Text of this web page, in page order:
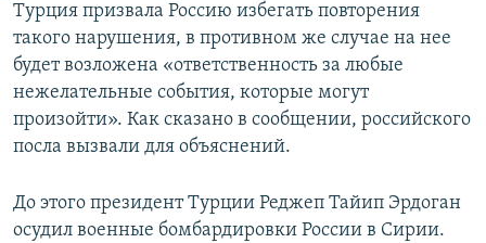
Турция призвала Россию избегать повторения
такого нарушения, в противном же случае на нее
будет возложена «ответственность за любые
нежелательные события, которые могут
произойти». Как сказано в сообщении, российского
посла вызвали для объяснений.
До этого президент Турции Реджеп Тайип Эрдоган
осудил военные бомбардировки России в Сирии.